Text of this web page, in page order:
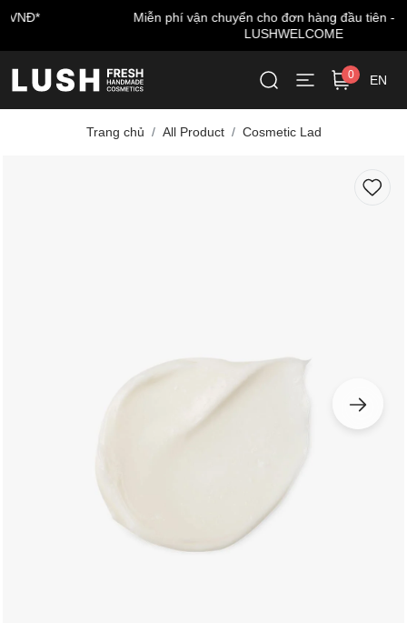
Miễn phí vận chuyển cho đơn hàng đầu tiên - nhập mã:
LUSHWELCOME
0 EN
Trang chủ All Product Cosmetic Lad